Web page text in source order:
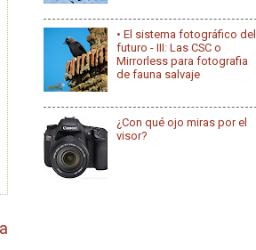
• El sistema fotográfico del
futuro - III: Las CSC o
Mirrorless para fotografia
de fauna salvaje
¿Con qué ojo miras por el
visor?